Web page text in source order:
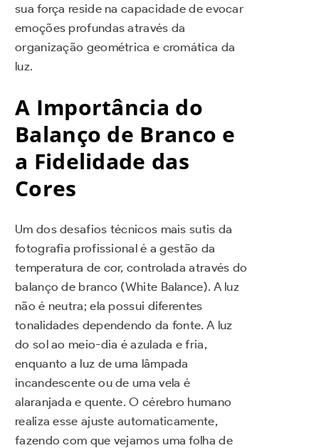
sua força reside na capacidade de evocar
emoções profundas através da
organização geométrica e cromática da
luz.
A Importância do
Balanço de Branco e
a Fidelidade das
Cores
Um dos desafios técnicos mais sutis da
fotografia profissional é a gestão da
temperatura de cor, controlada através do
balanço de branco (White Balance). A luz
não é neutra; ela possui diferentes
tonalidades dependendo da fonte. A luz
do sol ao meio-dia é azulada e fria,
enquanto a luz de uma lâmpada
incandescente ou de uma vela é
alaranjada e quente. O cérebro humano
realiza esse ajuste automaticamente,
fazendo com que vejamos uma folha de